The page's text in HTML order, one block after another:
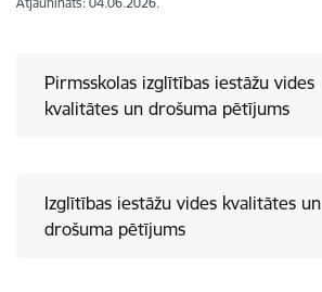
Pirmsskolas izglītības iestāžu vides
kvalitātes un drošuma pētījums
Izglītības iestāžu vides kvalitātes un
drošuma pētījums